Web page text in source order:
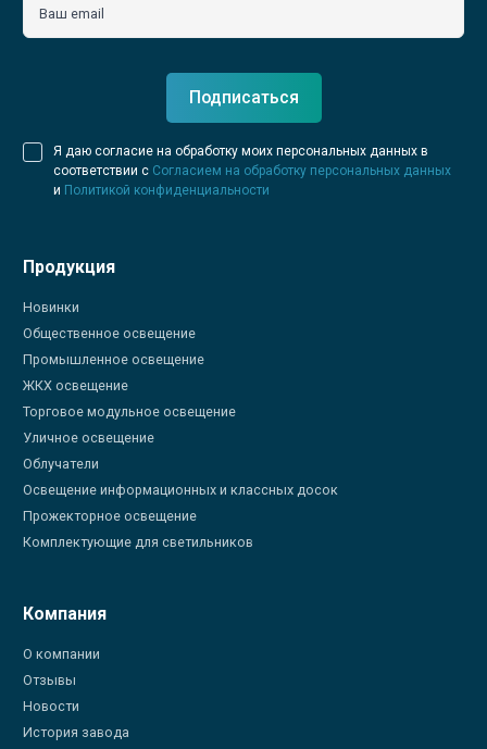
Ваш email
Подписаться
Я даю согласие на обработку моих персональных данных в
соответствии с Согласием на обработку персональных данных
и Политикой конфиденциальности
Продукция
Новинки
Общественное освещение
Промышленное освещение
ЖКХ освещение
Торговое модульное освещение
Уличное освещение
Облучатели
Освещение информационных и классных досок
Прожекторное освещение
Комплектующие для светильников
Компания
О компании
Отзывы
Новости
История завода